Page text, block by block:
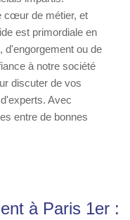
cœur de métier, et
est primordiale en
d'engorgement ou de
à notre société
discuter de vos
Avec
entre de bonnes
à Paris 1er :